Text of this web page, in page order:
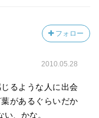
フォロー
2010.05.28
るような人に出会
があるぐらいだか
、かな。